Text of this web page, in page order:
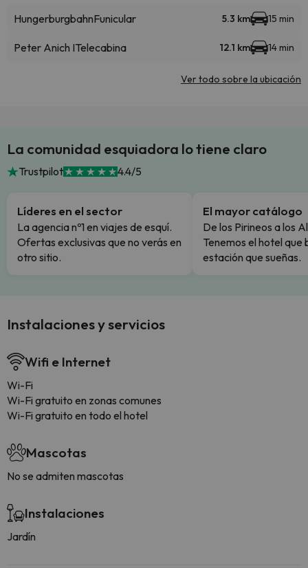
HungerburgbahnFunicular 5.3 km 15 min
Peter Anich ITelecabina 12.1 km 14 min
Ver todo sobre la ubicación
La comunidad esquiadora lo tiene claro
Trustpilot 4.4/5
Líderes en el sector
La agencia nº1 en viajes de esquí.
Ofertas exclusivas que no verás en
otro sitio.
El mayor catálogo
De los Pirineos a los
Tenemos el hotel que
estación que sueñas.
Instalaciones y servicios
Wifi e Internet
Wi-Fi
Wi-Fi gratuito en zonas comunes
Wi-Fi gratuito en todo el hotel
Mascotas
No se admiten mascotas
Instalaciones
Jardín